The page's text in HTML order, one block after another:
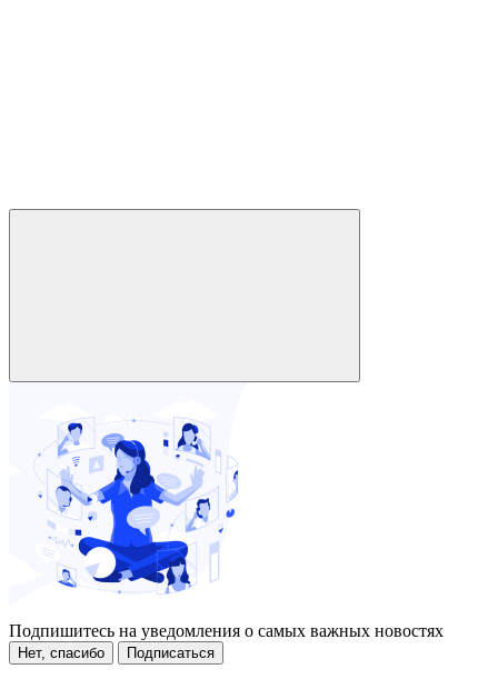
Подпишитесь на уведомления о самых важных новостях
Нет, спасибо Подписаться